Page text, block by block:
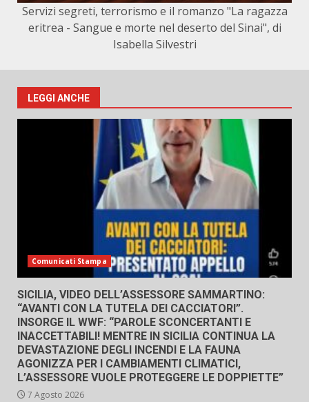
Servizi segreti, terrorismo e il romanzo "La ragazza
eritrea - Sangue e morte nel deserto del Sinai", di
Isabella Silvestri
LEGGI ANCHE
Comunicati Stampa
SICILIA, VIDEO DELL’ASSESSORE SAMMARTINO:
“AVANTI CON LA TUTELA DEI CACCIATORI”.
INSORGE IL WWF: “PAROLE SCONCERTANTI E
INACCETTABILI! MENTRE IN SICILIA CONTINUA LA
DEVASTAZIONE DEGLI INCENDI E LA FAUNA
AGONIZZA PER I CAMBIAMENTI CLIMATICI,
L’ASSESSORE VUOLE PROTEGGERE LE DOPPIETTE”
7 Agosto 2026